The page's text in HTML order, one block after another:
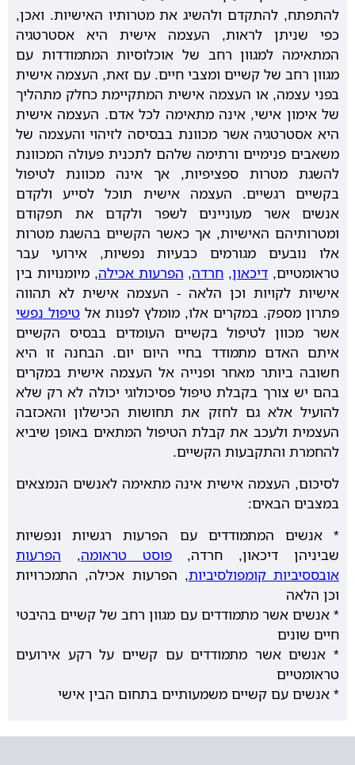
להתפתח, להתקדם ולהשיג את מטרותיו האישיות. ואכן,
כפי שניתן לראות, העצמה אישית היא אסטרטגיה
המתאימה למגוון רחב של אוכלוסיות המתמודדות עם
מגוון רחב של קשיים ומצבי חיים. עם זאת, העצמה אישית
בפני עצמה, או העצמה אישית המתקיימת כחלק מתהליך
של אימון אישי, אינה מתאימה לכל אדם. העצמה אישית
היא אסטרטגיה אשר מכוונת בבסיסה לזיהוי והעצמה של
משאבים פנימיים ורתימה שלהם לתכנית פעולה המכוונת
להשגת מטרות ספציפיות, אך אינה מכוונת לטיפול
בקשיים רגשיים. העצמה אישית תוכל לסייע ולקדם
אנשים אשר מעוניינים לשפר ולקדם את תפקודם
ומטרותיהם האישיות, אך כאשר הקשיים בהשגת מטרות
אלו נובעים מגורמים כבעיות נפשיות, אירועי עבר
טראומטיים, דיכאון, חרדה, הפרעות אכילה, מיומנויות בין
אישיות לקויות וכן הלאה - העצמה אישית לא תהווה
פתרון מספק. במקרים אלו, מומלץ לפנות אל טיפול נפשי
אשר מכוון לטיפול בקשיים העומדים בבסיס הקשיים
איתם האדם מתמודד בחיי היום יום. הבחנה זו היא
חשובה ביותר מאחר ופנייה אל העצמה אישית במקרים
בהם יש צורך בקבלת טיפול פסיכולוגי יכולה לא רק שלא
להועיל אלא גם לחזק את תחושות הכישלון והאכזבה
העצמית ולעכב את קבלת הטיפול המתאים באופן שיביא
להחמרת והתקבעות הקשיים.
לסיכום, העצמה אישית אינה מתאימה לאנשים הנמצאים
במצבים הבאים:
* אנשים המתמודדים עם הפרעות רגשיות ונפשיות
שביניהן דיכאון, חרדה,פוסט טראומה, הפרעות
אובססיביות קומפולסיביות, הפרעות אכילה, התמכרויות
וכן הלאה
* אנשים אשר מתמודדים עם מגוון רחב של קשיים בהיבטי
חיים שונים
* אנשים אשר מתמודדים עם קשיים על רקע אירועים
טראומטיים
* אנשים עם קשיים משמעותיים בתחום הבין אישי